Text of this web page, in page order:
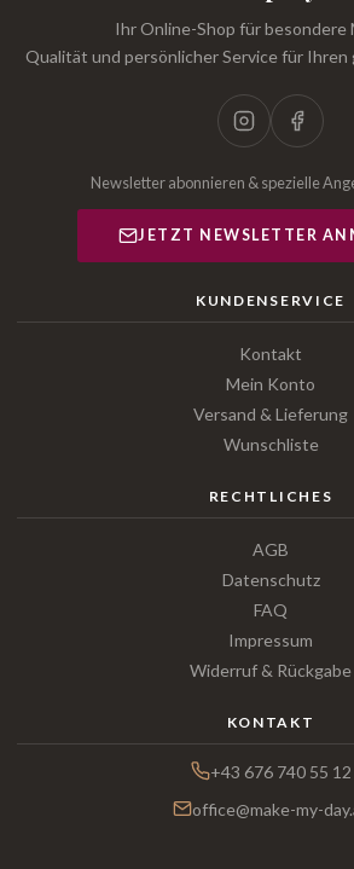
Ihr Online-Shop für besondere
Qualität und persönlicher Service für Ihren
Newsletter abonnieren & spezielle
JETZT NEWSLETTER
KUNDENSERVICE
Kontakt
Mein Konto
Versand & Lieferung
Wunschliste
RECHTLICHES
AGB
Datenschutz
FAQ
Impressum
Widerruf & Rückgabe
KONTAKT
+43 676 740 55 12
office@make-my-